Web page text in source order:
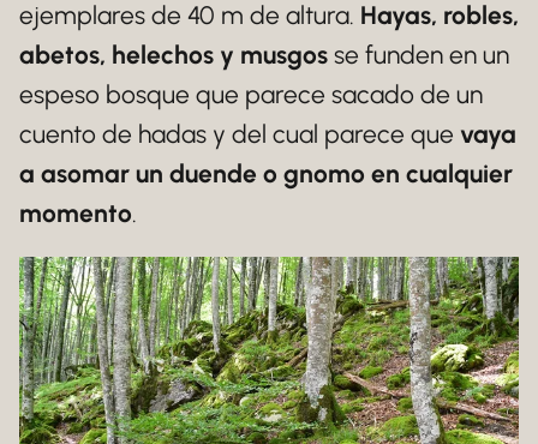
ejemplares de 40 m de altura. Hayas, robles,
abetos, helechos y musgos se funden en un
espeso bosque que parece sacado de un
cuento de hadas y del cual parece que vaya
a asomar un duende o gnomo en cualquier
momento.